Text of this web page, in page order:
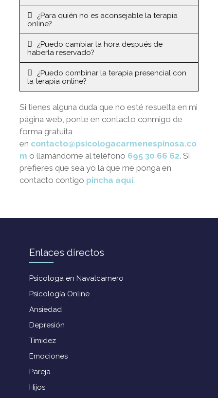
¿Para quién no es aconsejable la terapia
online?
¿Puedo cambiar la hora después de
haberla reservado?
¿Puedo combinar la terapia presencial con
la terapia online?
Si tienes alguna duda que no esté resuelta en mi
página web, ponte en contacto conmigo de
forma gratuita
en contacto@psicologacarmenespinosa.co
m o llamándome al teléfono 695 30 66 62. Si
prefieres que sea yo la que me ponga en
contacto contigo pincha aquí.
Enlaces directos
Psicologa en Navalcarnero
Psicología Online
Ansiedad
Depresión
Timidez
Emociones
Pareja
Hijos